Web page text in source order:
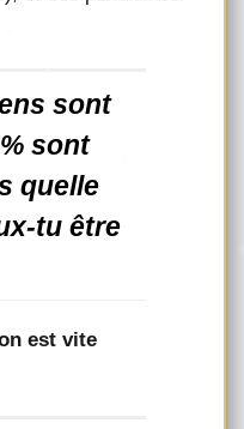
sont
sont
quelle
tu être
est vite